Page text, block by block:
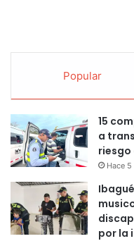
Popular
15
a
Hace
por la